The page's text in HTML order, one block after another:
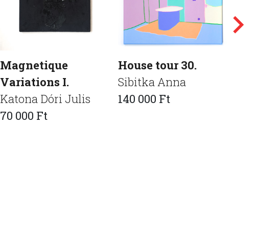
Magnetique
Variations I.
Katona Dóri Julis
70 000 Ft
House tour 30.
Sibitka Anna
140 000 Ft